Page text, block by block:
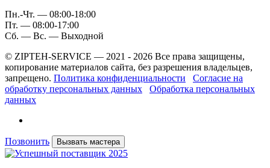
Пн.-Чт. — 08:00-18:00
Пт. — 08:00-17:00
Сб. — Вс. — Выходной
© ZIPTEH-SERVICE — 2021 - 2026 Все права защищены,
копирование материалов сайта, без разрешения владельцев,
запрещено. Политика конфиденциальности
Согласие на
обработку персональных данных
Обработка персональных
данных
Позвонить Вызвать мастера